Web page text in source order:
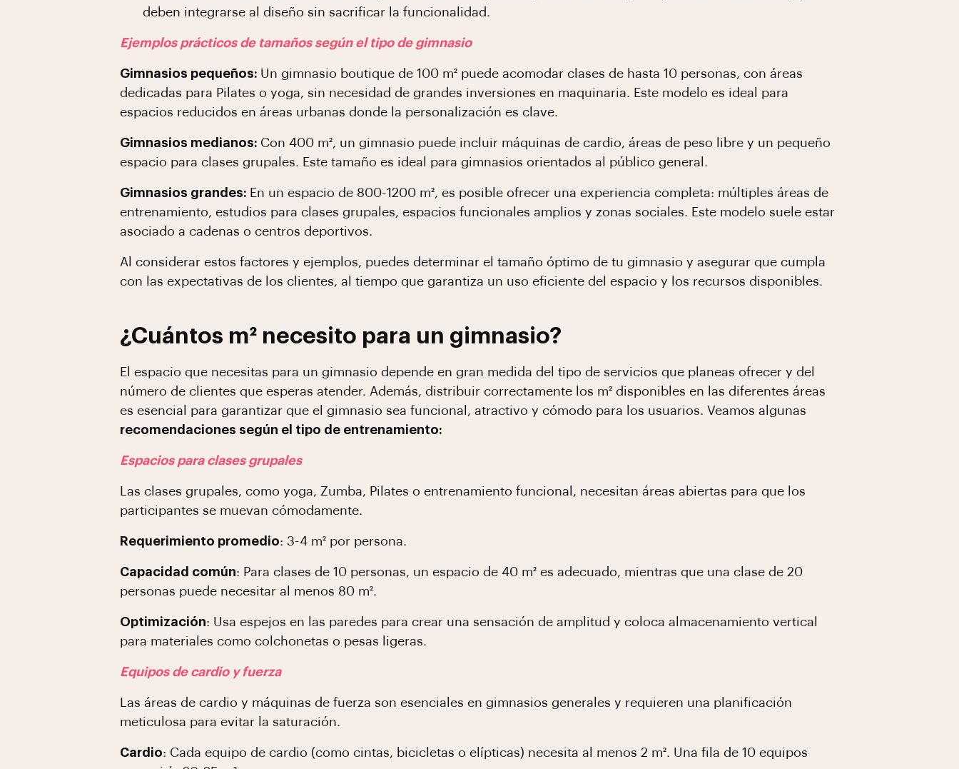
deben integrarse al diseño sin sacrificar la funcionalidad.
Ejemplos prácticos de tamaños según el tipo de gimnasio
Gimnasios pequeños: Un gimnasio boutique de 100 m² puede acomodar clases de hasta 10 personas, con áreas
dedicadas para Pilates o yoga, sin necesidad de grandes inversiones en maquinaria. Este modelo es ideal para
espacios reducidos en áreas urbanas donde la personalización es clave.
Gimnasios medianos: Con 400 m², un gimnasio puede incluir máquinas de cardio, áreas de peso libre y un pequeño
espacio para clases grupales. Este tamaño es ideal para gimnasios orientados al público general.
Gimnasios grandes: En un espacio de 800-1200 m², es posible ofrecer una experiencia completa: múltiples áreas de
entrenamiento, estudios para clases grupales, espacios funcionales amplios y zonas sociales. Este modelo suele estar
asociado a cadenas o centros deportivos.
Al considerar estos factores y ejemplos, puedes determinar el tamaño óptimo de tu gimnasio y asegurar que cumpla
con las expectativas de los clientes, al tiempo que garantiza un uso eficiente del espacio y los recursos disponibles.
¿Cuántos m² necesito para un gimnasio?
El espacio que necesitas para un gimnasio depende en gran medida del tipo de servicios que planeas ofrecer y del
número de clientes que esperas atender. Además, distribuir correctamente los m² disponibles en las diferentes áreas
es esencial para garantizar que el gimnasio sea funcional, atractivo y cómodo para los usuarios. Veamos algunas
recomendaciones según el tipo de entrenamiento:
Espacios para clases grupales
Las clases grupales, como yoga, Zumba, Pilates o entrenamiento funcional, necesitan áreas abiertas para que los
participantes se muevan cómodamente.
Requerimiento promedio: 3-4 m² por persona.
Capacidad común: Para clases de 10 personas, un espacio de 40 m² es adecuado, mientras que una clase de 20
personas puede necesitar al menos 80 m².
Optimización: Usa espejos en las paredes para crear una sensación de amplitud y coloca almacenamiento vertical
para materiales como colchonetas o pesas ligeras.
Equipos de cardio y fuerza
Las áreas de cardio y máquinas de fuerza son esenciales en gimnasios generales y requieren una planificación
meticulosa para evitar la saturación.
Cardio: Cada equipo de cardio (como cintas, bicicletas o elípticas) necesita al menos 2 m². Una fila de 10 equipos